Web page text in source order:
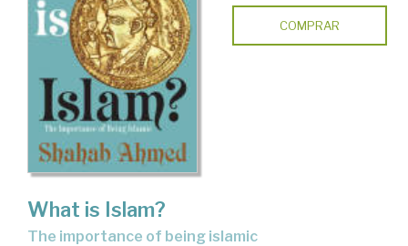
COMPRAR
What is Islam?
the importance of being islamic